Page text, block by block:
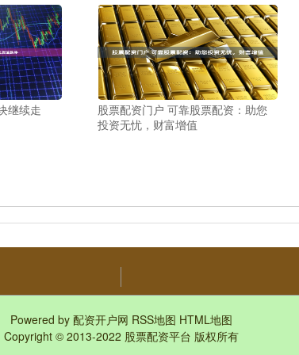
继续走
股票配资门户 可靠股票配资：助您
投资无忧，财富增值
Powered by 配资开户网 RSS地图 HTML地图
Copyright © 2013-2022 股票配资平台 版权所有